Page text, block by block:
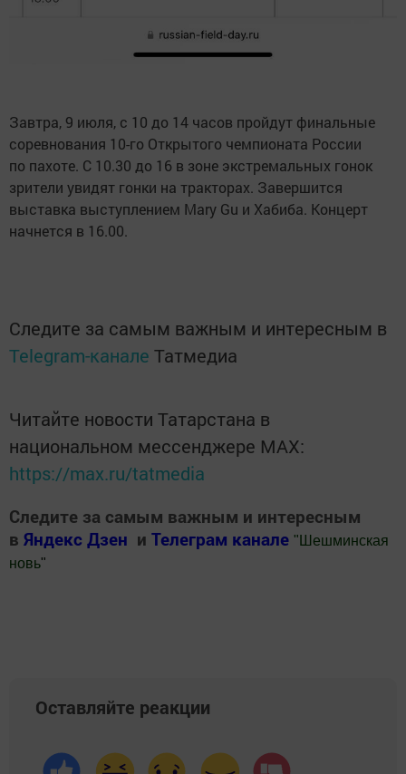
Завтра, 9 июля, с 10 до 14 часов пройдут финальные
соревнования 10-го Открытого чемпионата России
по пахоте. С 10.30 до 16 в зоне экстремальных гонок
зрители увидят гонки на тракторах. Завершится
выставка выступлением Mary Gu и Хабиба. Концерт
начнется в 16.00.
Следите за самым важным и интересным в
Telegram-канале Татмедиа
Читайте новости Татарстана в
национальном мессенджере MАХ:
https://max.ru/tatmedia
Следите за самым важным и интересным
в Яндекс Дзен и Телеграм канале " Шешминская
новь"
Оставляйте реакции